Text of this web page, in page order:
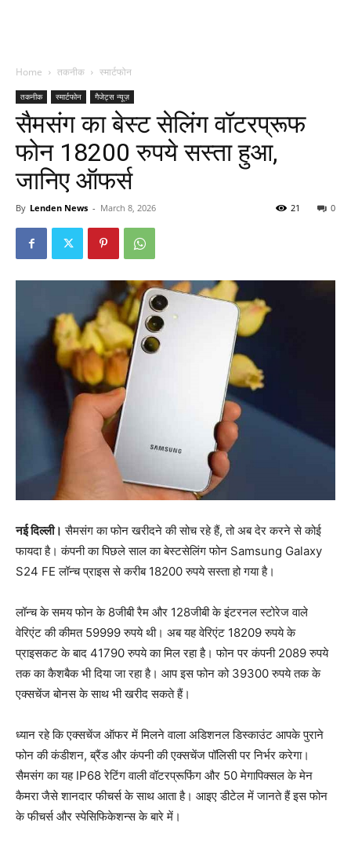
Home तकनीक स्मार्टफोन
तकनीक स्मार्टफोन गैजेट्स न्यूज़
सैमसंग का बेस्ट सेलिंग वॉटरप्रूफ
फोन 18200 रुपये सस्ता हुआ,
जानिए ऑफर्स
By Lenden News - March 8, 2026 0
21
नई दिल्ली। सैमसंग का फोन खरीदने की सोच रहे हैं, तो अब देर करने से कोई
फायदा है। कंपनी का पिछले साल का बेस्टसेलिंग फोन Samsung Galaxy
S24 FE लॉन्च प्राइस से करीब 18200 रुपये सस्ता हो गया है।
लॉन्च के समय फोन के 8जीबी रैम और 128जीबी के इंटरनल स्टोरेज वाले
वेरिएंट की कीमत 59999 रुपये थी। अब यह वेरिएंट 18209 रुपये के
प्राइसकट के बाद 41790 रुपये का मिल रहा है। फोन पर कंपनी 2089 रुपये
तक का कैशबैक भी दिया जा रहा है। आप इस फोन को 39300 रुपये तक के
एक्सचेंज बोनस के साथ भी खरीद सकते हैं।
ध्यान रहे कि एक्सचेंज ऑफर में मिलने वाला अडिशनल डिस्काउंट आपके पुराने
फोन की कंडीशन, ब्रैंड और कंपनी की एक्सचेंज पॉलिसी पर निर्भर करेगा।
सैमसंग का यह IP68 रेटिंग वाली वॉटरप्रूफिंग और 50 मेगापिक्सल के मेन
कैमरा जैसे शानदार फीचर्स के साथ आता है। आइए डीटेल में जानते हैं इस फोन
के फीचर्स और स्पेसिफिकेशन्स के बारे में।